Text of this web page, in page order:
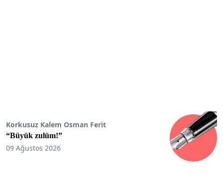
Korkusuz Kalem Osman Ferit
“Büyük zulüm!”
09 Ağustos 2026